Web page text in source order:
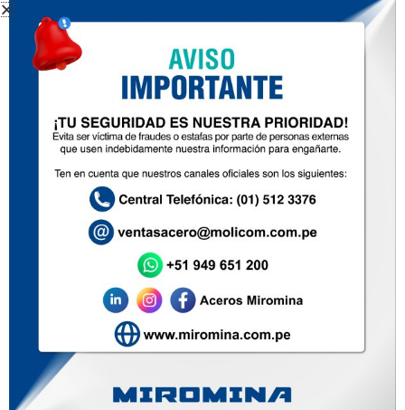
APERTURA DE NUEVO CENTRO Y DESPACHO EN
MATARANI – AREQUIPA
noviembre 12, 2020
La división Acero, abrió en el mes de mayo un nuevo centro de
despacho en Matarani – Arequipa, con el fin de ofrecer un mejor